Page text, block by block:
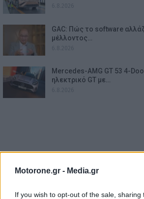
Motorone.gr - Media.gr
If you wish to opt-out of the sale, sharing
GAC: Πώς το software
μέλλοντος…
Mercedes-AMG GT 53 4-
ηλεκτρικό GT με…